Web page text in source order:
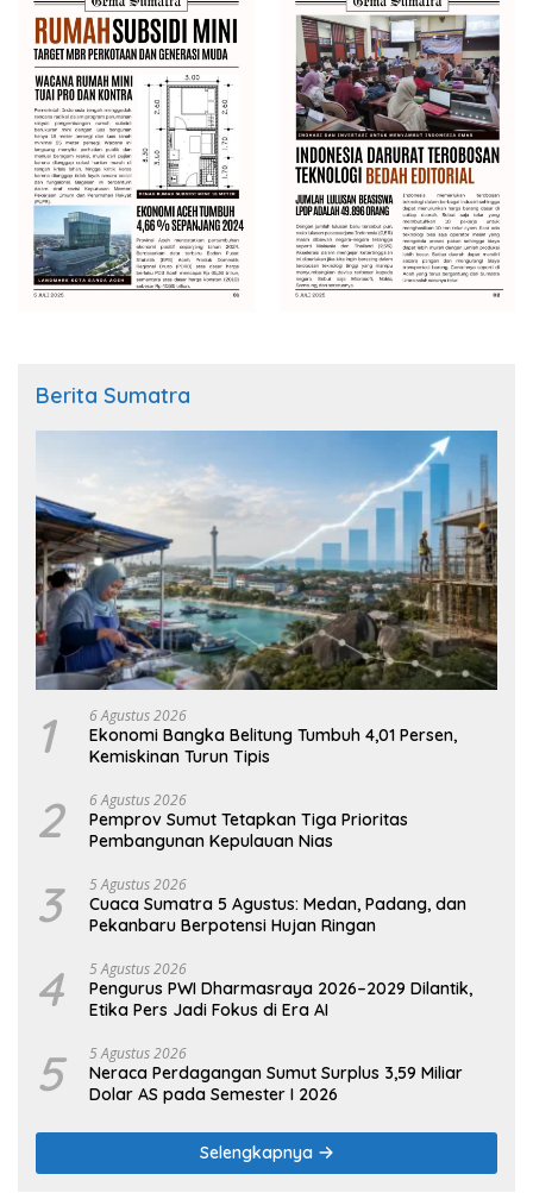
Berita Sumatra
1 6 Agustus 2026
Ekonomi Bangka Belitung Tumbuh 4,01 Persen,
Kemiskinan Turun Tipis
2 6 Agustus 2026
Pemprov Sumut Tetapkan Tiga Prioritas
Pembangunan Kepulauan Nias
3 5 Agustus 2026
Cuaca Sumatra 5 Agustus: Medan, Padang, dan
Pekanbaru Berpotensi Hujan Ringan
4 5 Agustus 2026
Pengurus PWI Dharmasraya 2026–2029 Dilantik,
Etika Pers Jadi Fokus di Era AI
5 5 Agustus 2026
Neraca Perdagangan Sumut Surplus 3,59 Miliar
Dolar AS pada Semester I 2026
Selengkapnya